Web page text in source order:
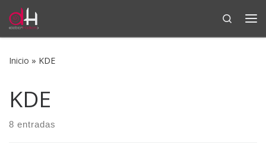
Saltar al contenido
Search
Inicio » KDE
KDE
8 entradas